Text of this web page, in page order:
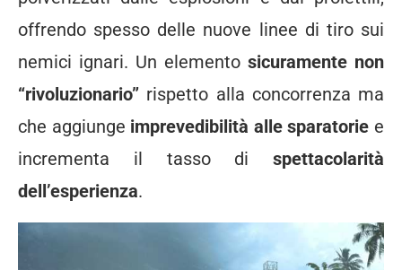
offrendo spesso delle nuove linee di tiro sui
nemici ignari. Un elemento sicuramente non
“rivoluzionario” rispetto alla concorrenza ma
che aggiunge imprevedibilità alle sparatorie e
incrementa il tasso di spettacolarità
dell’esperienza.